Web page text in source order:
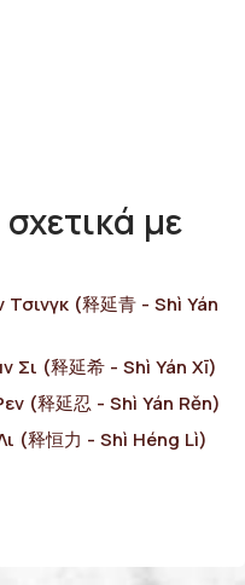
με
(释延青 - Shì Yán
Σι (释延希 - Shì Yán Xī)
(释延忍 - Shì Yán Rěn)
(释恒力 - Shì Héng Lì)